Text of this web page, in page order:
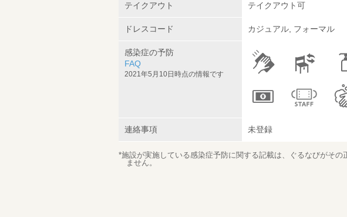
テイクアウト テイクアウト可
ドレスコード カジュアル, フォーマル
感染症の予防
FAQ
2021年5月10日時点の情報です
連絡事項 未登録
*施設が実施している感染症予防に関する記載は、ぐるなびがその
ません。